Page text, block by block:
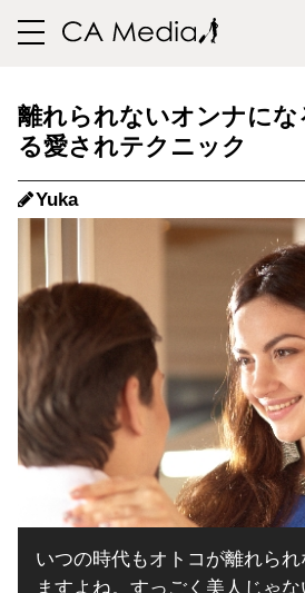
toggle
離れられないオンナにな
る愛されテクニック
Yuka
いつの時代もオトコが離れら
ますよね。すっごく美人じゃ